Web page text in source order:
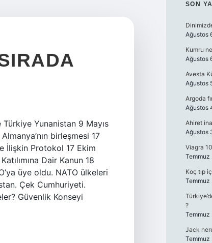
Türkiye Yunanistan 9 Mayıs
birleşmesi 17
İlişkin Protokol 17 Ekim
Dair Kanun 18
üye oldu. NATO ülkeleri
Çek Cumhuriyeti.
Güvenlik Konseyi
SON
Ağustos
Kumru
Ağustos
Avesta
Ağustos
Argoda
Ağustos
Ahiret
Ağustos
Viagra
Temmuz
Koç tıp
Temmuz
?
Temmuz
Jack
Temmuz